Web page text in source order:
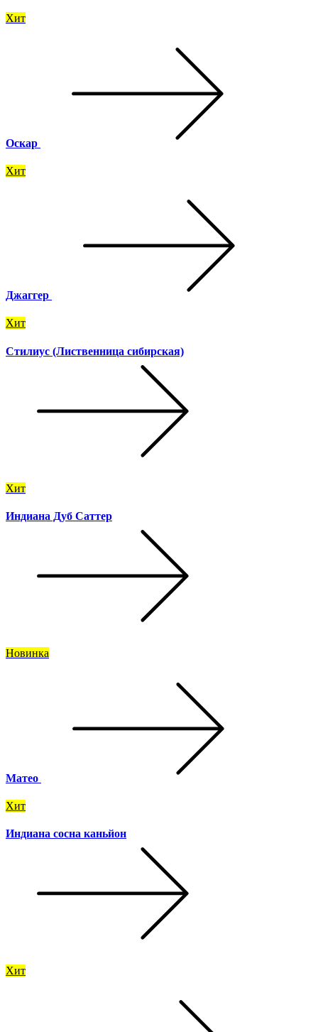
Хит
Оскар
Хит
Джаггер
Хит
Стилиус (Лиственница сибирская)
Хит
Индиана Дуб Саттер
Новинка
Матео
Хит
Индиана сосна каньйон
Хит